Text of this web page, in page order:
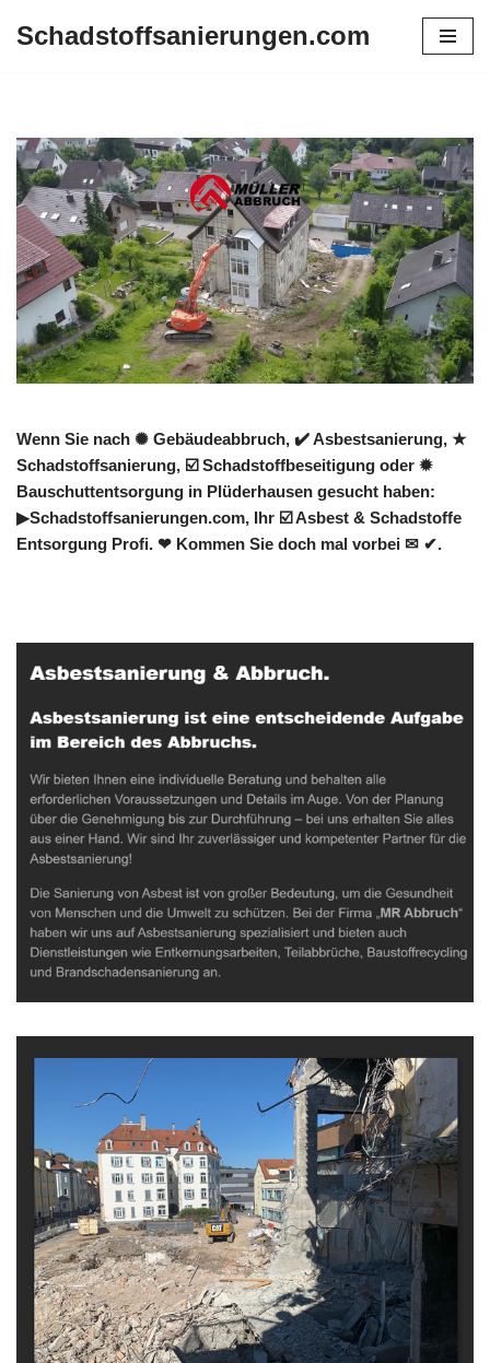
Schadstoffsanierungen.com
Wenn Sie nach ✺ Gebäudeabbruch, ✔️ Asbestsanierung, ★
Schadstoffsanierung, ☑️ Schadstoffbeseitigung oder ✹
Bauschuttentsorgung in Plüderhausen gesucht haben:
▶︎Schadstoffsanierungen.com, Ihr ☑️ Asbest & Schadstoffe
Entsorgung Profi. ❤ Kommen Sie doch mal vorbei ✉ ✔.